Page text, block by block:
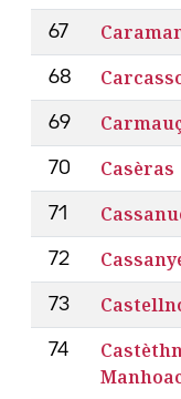
67
68
69
70 Casèras
71
72
73
74